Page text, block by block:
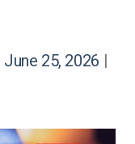
June 25, 2026 |